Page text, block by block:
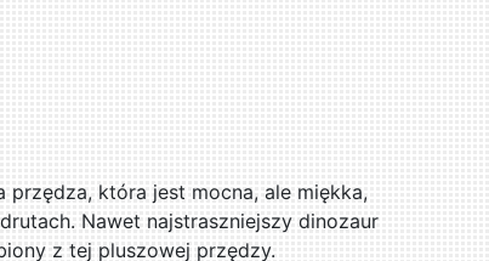
która jest mocna, ale miękka,
Nawet najstraszniejszy dinozaur
z tej pluszowej przędzy.